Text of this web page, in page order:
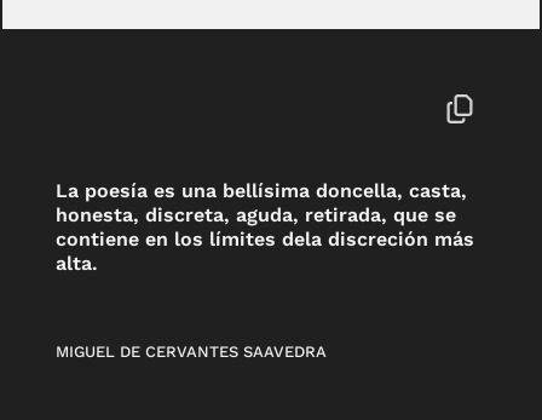
La poesía es una bellísima doncella, casta,
honesta, discreta, aguda, retirada, que se
contiene en los límites dela discreción más
alta.
MIGUEL DE CERVANTES SAAVEDRA